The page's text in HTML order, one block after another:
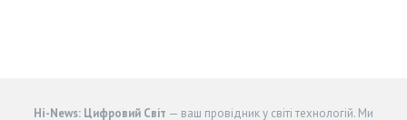
Hi-News: Цифровий Світ — ваш провідник у світі технологій. Ми